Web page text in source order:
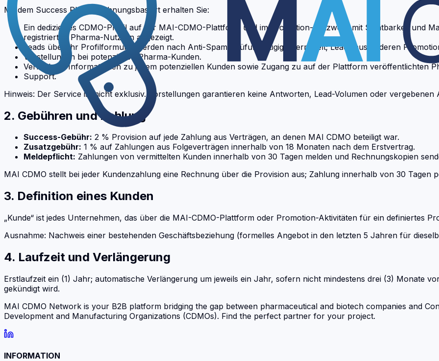
Mit dem Success Plan – rechnungsbasiert erhalten Sie:
Ein dediziertes CDMO-Profil auf der MAI-CDMO-Plattform und im Promotion-Netzwerk mit Sichtbarkeit und
registrierten Pharma-Nutzern angezeigt.
Leads über Ihr Profilformular werden nach Anti-Spam-Prüfung zügig übermittelt; Leads aus anderen
Vorstellungen bei potenziellen Pharma-Kunden.
Verfügbare Informationen zu jedem potenziellen Kunden sowie Zugang zu auf der Plattform veröffentlichten
Support.
Hinweis: Der Service ist nicht exklusiv. Vorstellungen garantieren keine Antworten, Lead-Volumen oder vergebenen
2. Gebühren und Zahlung
Success-Gebühr: 2 % Provision auf jede Zahlung aus Verträgen, an denen MAI CDMO beteiligt war.
Zusatzgebühr: 1 % auf Zahlungen aus Folgeverträgen innerhalb von 18 Monaten nach dem Erstvertrag.
Meldepflicht: Zahlungen von vermittelten Kunden innerhalb von 30 Tagen melden und Rechnungskopien
MAI CDMO stellt bei jeder Kundenzahlung eine Rechnung über die Provision aus; Zahlung innerhalb von 30 Tagen
3. Definition eines Kunden
„Kunde“ ist jedes Unternehmen, das über die MAI-CDMO-Plattform oder Promotion-Aktivitäten für ein definiertes
Ausnahme: Nachweis einer bestehenden Geschäftsbeziehung (formelles Angebot in den letzten 5 Jahren für
4. Laufzeit und Verlängerung
Erstlaufzeit ein (1) Jahr; automatische Verlängerung um jeweils ein Jahr, sofern nicht mindestens drei (3) Monate
gekündigt wird.
MAI CDMO Network is your B2B platform bridging the gap between pharmaceutical and biotech companies and
Development and Manufacturing Organizations (CDMOs). Find the perfect partner for your project.
INFORMATION